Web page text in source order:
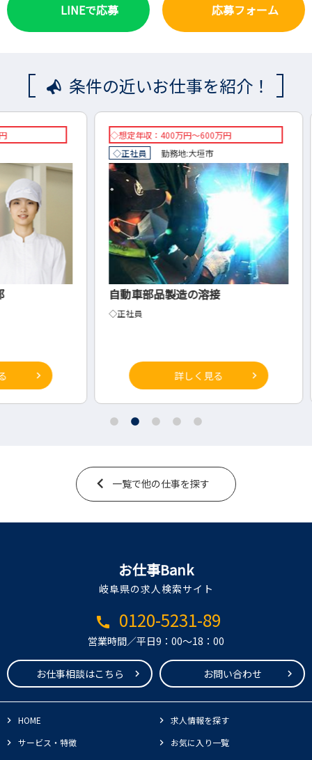
LINEで応募 応募フォーム
条件の近いお仕事を紹介！
◇想定年収：400万円～600万円
勤務地:大垣市
自動車部品製造の溶接
詳しく見る
一覧で他の仕事を探す
お仕事Bank
岐阜県の求人検索サイト
call 0120-5231-89
営業時間／平日9：00～18：00
お仕事相談はこちら お問い合わせ
HOME
求人情報を探す
サービス・特徴
お気に入り一覧